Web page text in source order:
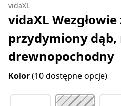
vidaXL
vidaXL
przydymiony dąb,
drewnopochodny
Kolor(10 dostępne opcje)